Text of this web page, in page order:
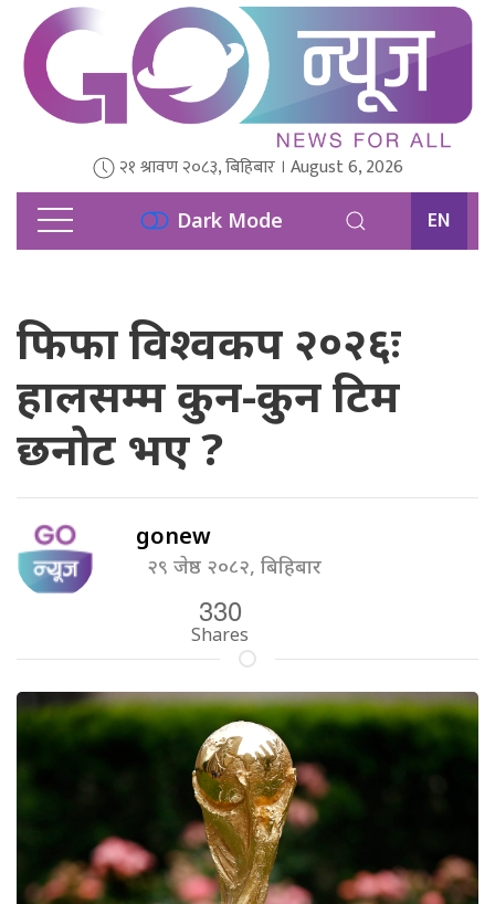
२१ श्रावण २०८३, बिहिबार । August 6, 2026
Dark Mode EN
फिफा विश्वकप २०२६ः
हालसम्म कुन-कुन टिम
छनोट भए ?
gonew
२९ जेष्ठ २०८२, बिहिबार
330
Shares